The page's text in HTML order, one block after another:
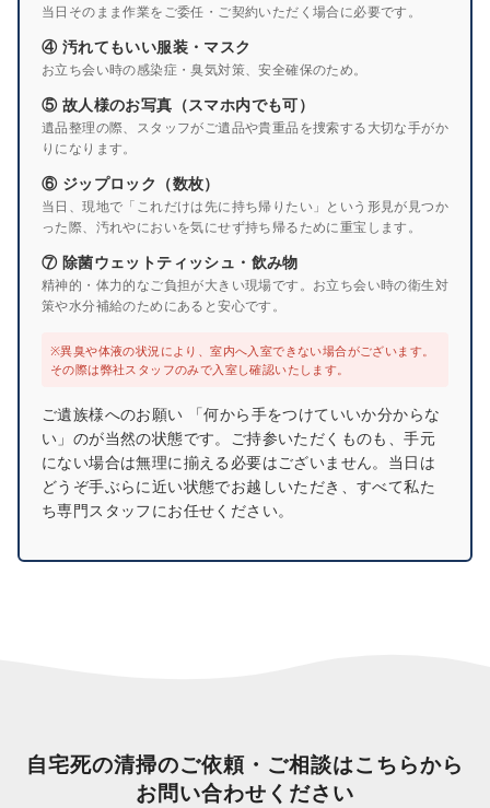
当日そのまま作業をご委任・ご契約いただく場合に必要です。
④ 汚れてもいい服装・マスク
お立ち会い時の感染症・臭気対策、安全確保のため。
⑤ 故人様のお写真（スマホ内でも可）
遺品整理の際、スタッフがご遺品や貴重品を捜索する大切な手がか
りになります。
⑥ ジップロック（数枚）
当日、現地で「これだけは先に持ち帰りたい」という形見が見つか
った際、汚れやにおいを気にせず持ち帰るために重宝します。
⑦ 除菌ウェットティッシュ・飲み物
精神的・体力的なご負担が大きい現場です。お立ち会い時の衛生対
策や水分補給のためにあると安心です。
※異臭や体液の状況により、室内へ入室できない場合がございます。
その際は弊社スタッフのみで入室し確認いたします。
ご遺族様へのお願い 「何から手をつけていいか分からな
い」のが当然の状態です。ご持参いただくものも、手元
にない場合は無理に揃える必要はございません。当日は
どうぞ手ぶらに近い状態でお越しいただき、すべて私た
ち専門スタッフにお任せください。
自宅死の清掃のご依頼・ご相談はこちらから
お問い合わせください